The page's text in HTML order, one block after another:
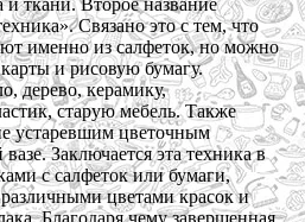
ткани. Второе название
Связано это с тем, что
именно из салфеток, но можно
и рисовую бумагу.
дерево, керамику,
старую мебель. Также
устаревшим цветочным
Заключается эта техника в
с салфеток или бумаги,
цветами красок и